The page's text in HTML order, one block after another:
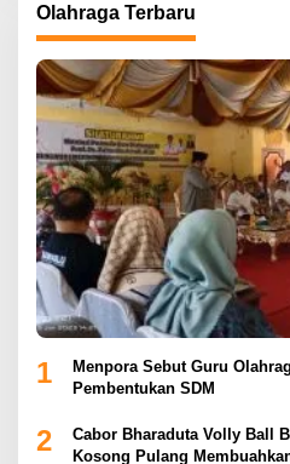
Olahraga Terbaru
1
Menpora Sebut Guru
Pembentukan SDM
2
Cabor Bharaduta Volly Ball
Kosong Pulang